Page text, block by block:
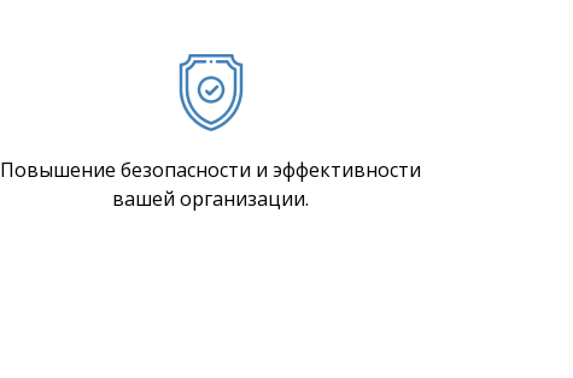
Повышение безопасности и эффективности
вашей организации.